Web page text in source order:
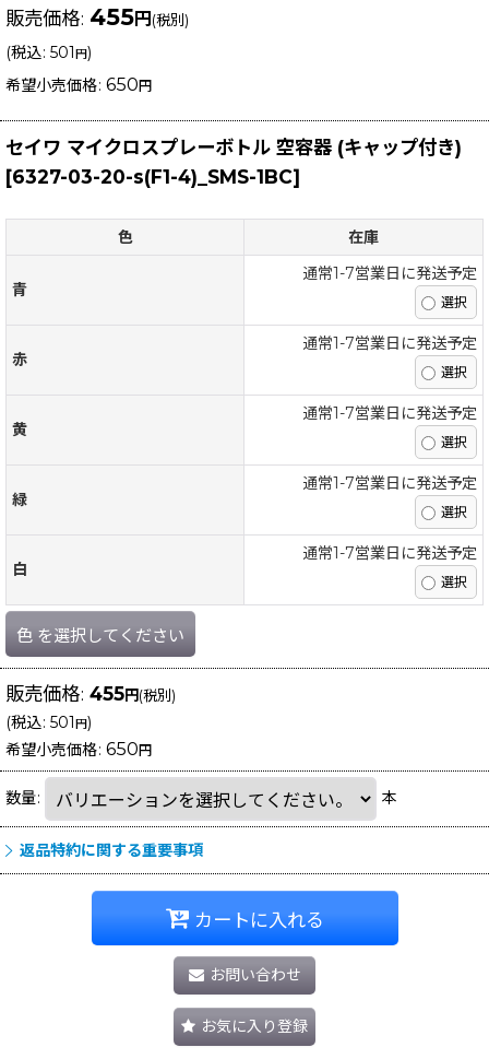
販売価格: 455円 (税別)
(税込: 501円)
希望小売価格: 650 円
セイワ マイクロスプレーボトル 空容器 (キャップ付き)
[6327-03-20-s(F1-4)_SMS-1BC]
色 在庫
青
通常1-7営業日に発送予定
赤
通常1-7営業日に発送予定
黄
通常1-7営業日に発送予定
緑
通常1-7営業日に発送予定
白
通常1-7営業日に発送予定
色 を選択してください
販売価格: 455円(税別)
(税込: 501円)
希望小売価格: 650 円
数量: 本
返品特約に関する重要事項
カートに入れる
お問い合わせ
お気に入り登録